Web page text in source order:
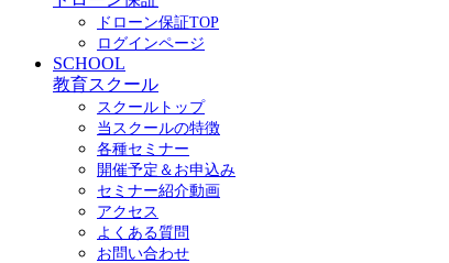
ドローン保証TOP
ログインページ
SCHOOL
教育スクール
スクールトップ
当スクールの特徴
各種セミナー
開催予定＆お申込み
セミナー紹介動画
アクセス
よくある質問
お問い合わせ